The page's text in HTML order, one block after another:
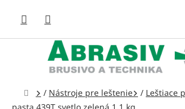
obsah
Domov
/ Nástroje pre leštenie / Leštiace